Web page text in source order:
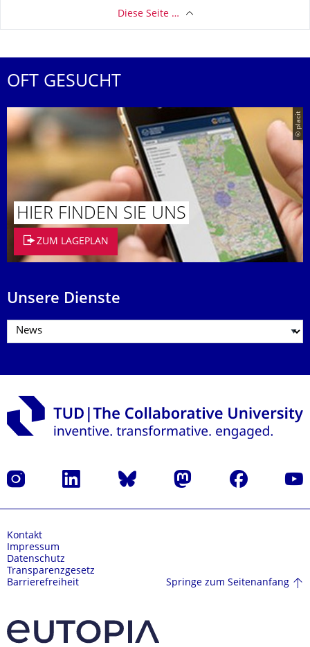
Diese Seite …
OFT GESUCHT
© placit
HIER FINDEN SIE UNS
ZUM LAGEPLAN
Unsere Dienste
Instagram LinkedIn Bluesky Mastodon Facebook
Kontakt
Impressum
Datenschutz
Transparenzgesetz
Barrierefreiheit
Springe zum Seitenanfang